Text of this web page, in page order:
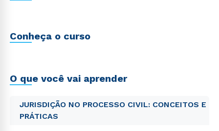
Conheça o curso
O que você vai aprender
JURISDIÇÃO NO PROCESSO CIVIL: CONCEITOS E
PRÁTICAS